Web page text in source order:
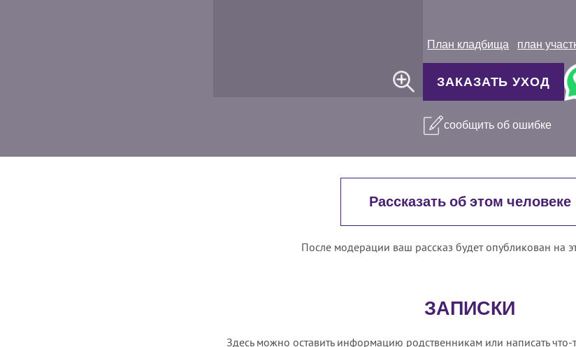
План кладбища план
ЗАКАЗАТЬ УХОД
сообщить об ошибке
Рассказать об этом человеке
После модерации ваш рассказ будет опубликован на
ЗАПИСКИ
Здесь можно оставить информацию родственникам или написать что-